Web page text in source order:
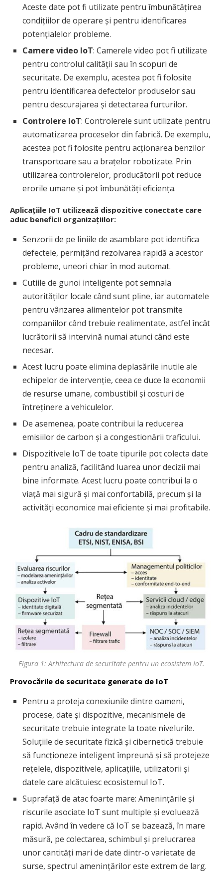
Aceste date pot fi utilizate pentru îmbunătățirea
condițiilor de operare și pentru identificarea
potențialelor probleme.
Camere video IoT: Camerele video pot fi utilizate
pentru controlul calității sau în scopuri de
securitate. De exemplu, acestea pot fi folosite
pentru identificarea defectelor produselor sau
pentru descurajarea și detectarea furturilor.
Controlere IoT: Controlerele sunt utilizate pentru
automatizarea proceselor din fabrică. De exemplu,
acestea pot fi folosite pentru acționarea benzilor
transportoare sau a brațelor robotizate. Prin
utilizarea controlerelor, producătorii pot reduce
erorile umane și pot îmbunătăți eficiența.
Aplicațiile IoT utilizează dispozitive conectate care
aduc beneficii organizațiilor:
Senzorii de pe liniile de asamblare pot identifica
defectele, permițând rezolvarea rapidă a acestor
probleme, uneori chiar în mod automat.
Cutiile de gunoi inteligente pot semnala
autorităților locale când sunt pline, iar automatele
pentru vânzarea alimentelor pot transmite
companiilor când trebuie realimentate, astfel încât
lucrătorii să intervină numai atunci când este
necesar.
Acest lucru poate elimina deplasările inutile ale
echipelor de intervenție, ceea ce duce la economii
de resurse umane, combustibil și costuri de
întreținere a vehiculelor.
De asemenea, poate contribui la reducerea
emisiilor de carbon și a congestionării traficului.
Dispozitivele IoT de toate tipurile pot colecta date
pentru analiză, facilitând luarea unor decizii mai
bine informate. Acest lucru poate contribui la o
viață mai sigură și mai confortabilă, precum și la
activități economice mai eficiente și mai profitabile.
Figura 1: Arhitectura de securitate pentru un ecosistem IoT.
Provocările de securitate generate de IoT
Pentru a proteja conexiunile dintre oameni,
procese, date și dispozitive, mecanismele de
securitate trebuie integrate la toate nivelurile.
Soluțiile de securitate fizică și cibernetică trebuie
să funcționeze inteligent împreună și să protejeze
rețelele, dispozitivele, aplicațiile, utilizatorii și
datele care alcătuiesc ecosistemul IoT.
Suprafață de atac foarte mare: Amenințările și
riscurile asociate IoT sunt multiple și evoluează
rapid. Având în vedere că IoT se bazează, în mare
măsură, pe colectarea, schimbul și prelucrarea
unor cantități mari de date dintr-o varietate de
surse, spectrul amenințărilor este extrem de larg.